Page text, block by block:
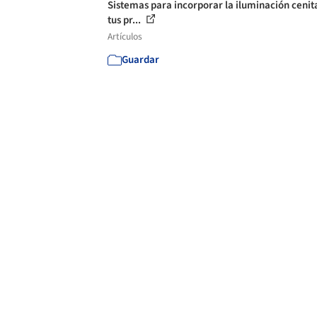
Sistemas para incorporar la iluminación
tus pr...
Artículos
Guardar